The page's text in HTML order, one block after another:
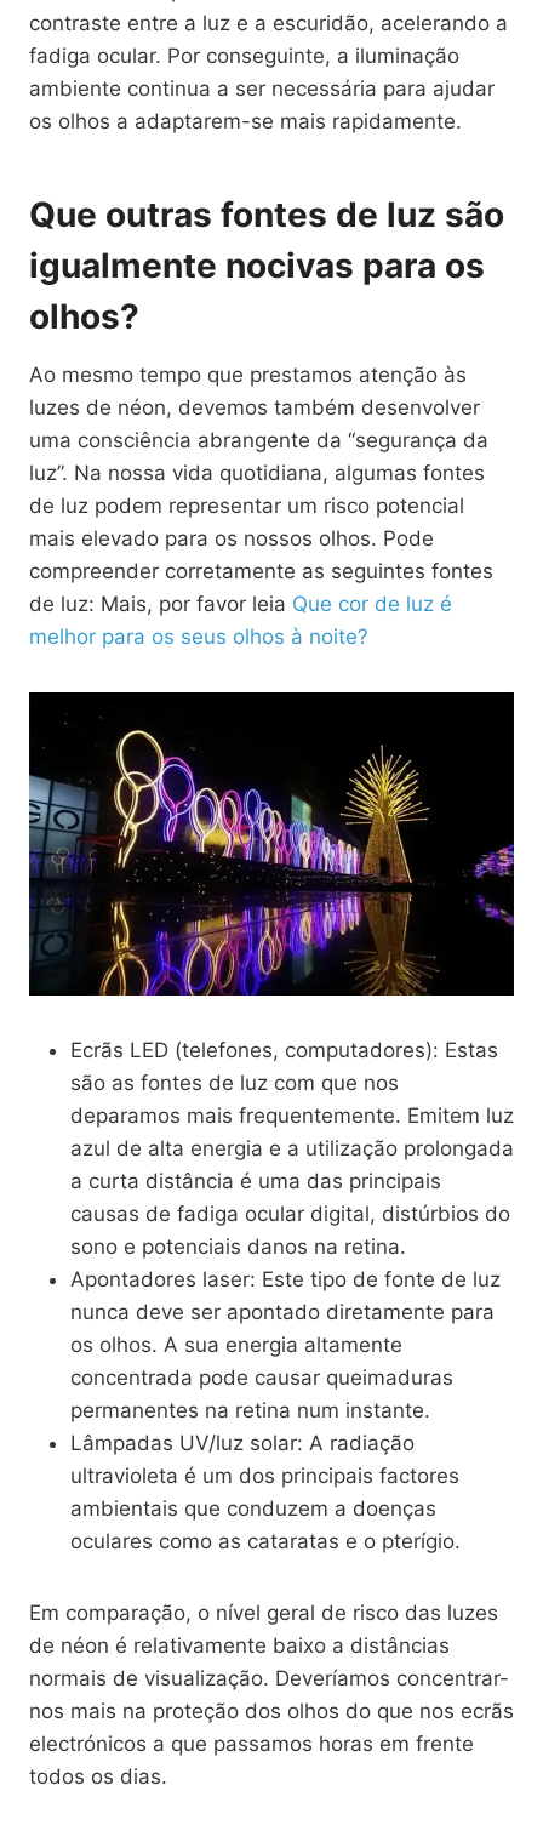
contraste entre a luz e a escuridão, acelerando a
fadiga ocular. Por conseguinte, a iluminação
ambiente continua a ser necessária para ajudar
os olhos a adaptarem-se mais rapidamente.
Que outras fontes de luz são
igualmente nocivas para os
olhos?
Ao mesmo tempo que prestamos atenção às
luzes de néon, devemos também desenvolver
uma consciência abrangente da “segurança da
luz”. Na nossa vida quotidiana, algumas fontes
de luz podem representar um risco potencial
mais elevado para os nossos olhos. Pode
compreender corretamente as seguintes fontes
de luz: Mais, por favor leia Que cor de luz é
melhor para os seus olhos à noite?
Ecrãs LED (telefones, computadores): Estas
são as fontes de luz com que nos
deparamos mais frequentemente. Emitem luz
azul de alta energia e a utilização prolongada
a curta distância é uma das principais
causas de fadiga ocular digital, distúrbios do
sono e potenciais danos na retina.
Apontadores laser: Este tipo de fonte de luz
nunca deve ser apontado diretamente para
os olhos. A sua energia altamente
concentrada pode causar queimaduras
permanentes na retina num instante.
Lâmpadas UV/luz solar: A radiação
ultravioleta é um dos principais factores
ambientais que conduzem a doenças
oculares como as cataratas e o pterígio.
Em comparação, o nível geral de risco das luzes
de néon é relativamente baixo a distâncias
normais de visualização. Deveríamos concentrar-
nos mais na proteção dos olhos do que nos ecrãs
electrónicos a que passamos horas em frente
todos os dias.